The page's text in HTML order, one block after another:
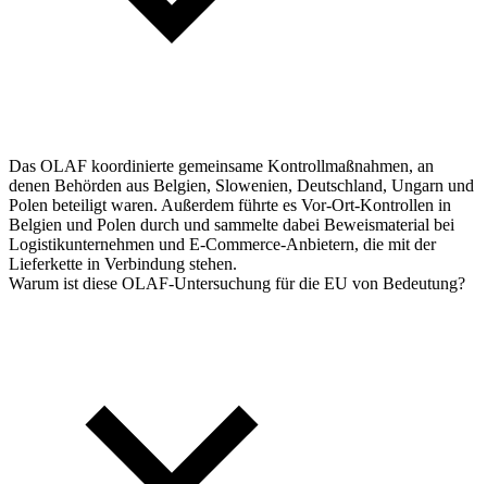
Das OLAF koordinierte gemeinsame Kontrollmaßnahmen, an
denen Behörden aus Belgien, Slowenien, Deutschland, Ungarn und
Polen beteiligt waren. Außerdem führte es Vor-Ort-Kontrollen in
Belgien und Polen durch und sammelte dabei Beweismaterial bei
Logistikunternehmen und E-Commerce-Anbietern, die mit der
Lieferkette in Verbindung stehen.
Warum ist diese OLAF-Untersuchung für die EU von Bedeutung?